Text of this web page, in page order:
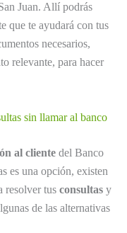
Juan. Allí podrás
que te ayudará con tus
necesarios,
relevante, para hacer
sin llamar al banco
al cliente del Banco
es una opción, existen
resolver tus consultas y
de las alternativas